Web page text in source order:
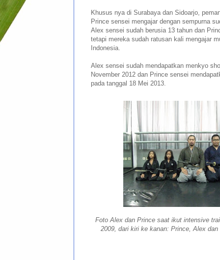
Khusus nya di Surabaya dan Sidoarjo,
Prince sensei mengajar dengan sempurna
Alex sensei sudah berusia 13 tahun dan
tetapi mereka sudah ratusan kali mengajar
Indonesia.
Alex sensei sudah mendapatkan menkyo
November 2012 dan Prince sensei
pada tanggal 18 Mei 2013.
Foto Alex dan Prince saat ikut intensive
2009, dari kiri ke kanan: Prince, Alex